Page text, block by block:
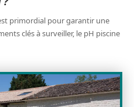
primordial pour garantir une
clés à surveiller, le pH piscine